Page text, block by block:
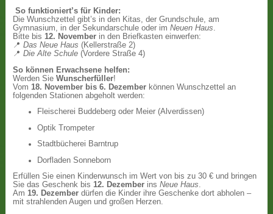
So funktioniert’s für Kinder:
Die Wunschzettel gibt’s in den Kitas, der Grundschule, am
Gymnasium, in der Sekundarschule oder imNeuen Haus.
Bitte bis12. November in den Briefkasten einwerfen:
📍Das Neue Haus (Kellerstraße 2)
📍Die Alte Schule (Vordere Straße 4)
So können Erwachsene helfen:
Werden SieWunscherfüller!
Vom 18. November bis 6. Dezember können Wunschzettel an
folgenden Stationen abgeholt werden:
Fleischerei Buddeberg oder Meier (Alverdissen)
Optik Trompeter
Stadtbücherei Barntrup
Dorfladen Sonneborn
Erfüllen Sie einen Kinderwunsch im Wert von bis zu 30 € und bringen
Sie das Geschenk bis12. Dezember insNeue Haus.
Am19. Dezember dürfen die Kinder ihre Geschenke dort abholen –
mit strahlenden Augen und großen Herzen.